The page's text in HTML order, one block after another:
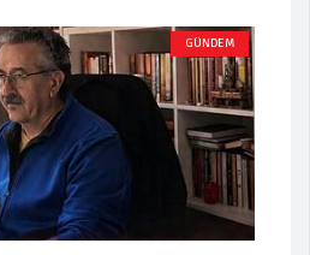
GÜNDEM